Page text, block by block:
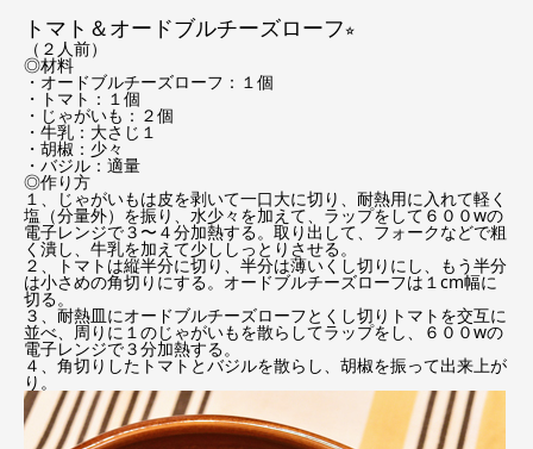
トマト＆オードブルチーズローフ⭐︎
（２人前）
◎材料
・オードブルチーズローフ：１個
・トマト：１個
・じゃがいも：２個
・牛乳：大さじ１
・胡椒：少々
・バジル：適量
◎作り方
１、じゃがいもは皮を剥いて一口大に切り、耐熱用に入れて軽く
塩（分量外）を振り、水少々を加えて、ラップをして６００wの
電子レンジで３〜４分加熱する。取り出して、フォークなどで粗
く潰し、牛乳を加えて少ししっとりさせる。
２、トマトは縦半分に切り、半分は薄いくし切りにし、もう半分
は小さめの角切りにする。オードブルチーズローフは１cm幅に
切る。
３、耐熱皿にオードブルチーズローフとくし切りトマトを交互に
並べ、周りに１のじゃがいもを散らしてラップをし、６００wの
電子レンジで３分加熱する。
４、角切りしたトマトとバジルを散らし、胡椒を振って出来上が
り。